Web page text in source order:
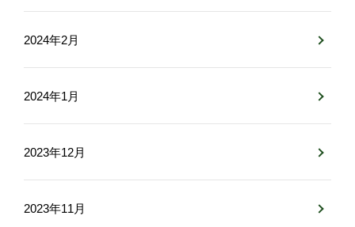
2024年2月
2024年1月
2023年12月
2023年11月